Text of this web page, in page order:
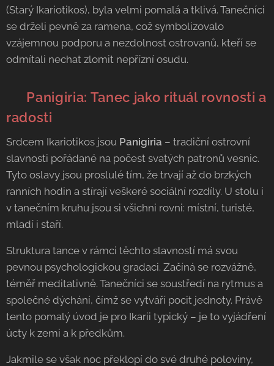
(Starý Ikariotikos), byla velmi pomalá a tklivá. Tanečníci
se drželi pevně za ramena, což symbolizovalo
vzájemnou podporu a nezdolnost ostrovanů, kteří se
odmítali nechat zlomit nepřízní osudu.
🍇 Panigiria: Tanec jako rituál rovnosti a
radosti
Srdcem Ikariotikos jsou Panigiria – tradiční ostrovní
slavnosti pořádané na počest svatých patronů vesnic.
Tyto oslavy jsou proslulé tím, že trvají až do brzkých
ranních hodin a stírají veškeré sociální rozdíly. U stolu i
v tanečním kruhu jsou si všichni rovni: místní, turisté,
mladí i staří.
Struktura tance v rámci těchto slavností má svou
pevnou psychologickou gradaci. Začíná se rozvážně,
téměř meditativně. Tanečníci se soustředí na rytmus a
společné dýchání, čímž se vytváří pocit jednoty. Právě
tento pomalý úvod je pro Ikarii typický – je to vyjádření
úcty k zemi a k předkům.
Jakmile se však noc překlopí do své druhé poloviny,